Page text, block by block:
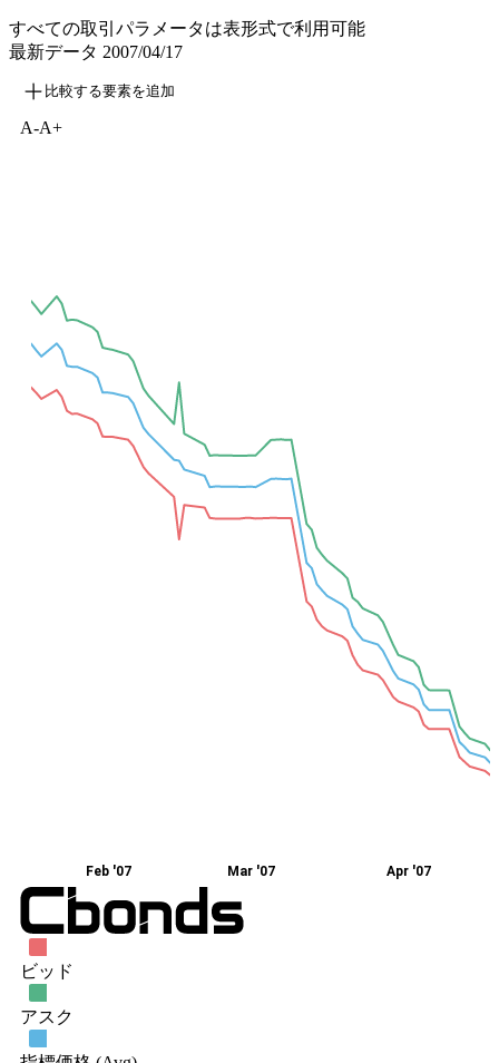
すべての取引パラメータは表形式で利用可能
最新データ 2007/04/17
比較する要素を追加